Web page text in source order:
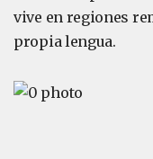
vive en regiones
propia lengua.